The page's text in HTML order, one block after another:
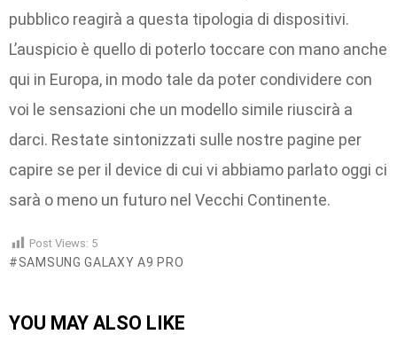
pubblico reagirà a questa tipologia di dispositivi.
L’auspicio è quello di poterlo toccare con mano anche
qui in Europa, in modo tale da poter condividere con
voi le sensazioni che un modello simile riuscirà a
darci. Restate sintonizzati sulle nostre pagine per
capire se per il device di cui vi abbiamo parlato oggi ci
sarà o meno un futuro nel Vecchi Continente.
Post Views: 5
SAMSUNG GALAXY A9 PRO
YOU MAY ALSO LIKE